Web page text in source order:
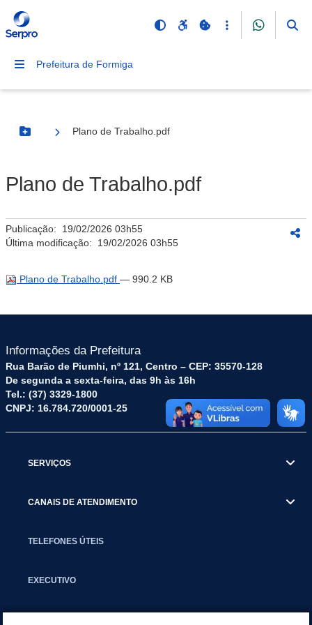
Prefeitura de Formiga
Botão Menu
Plano de Trabalho.pdf
Plano de Trabalho.pdf
Publicação: 19/02/2026 03h55
Última modificação: 19/02/2026 03h55
Plano de Trabalho.pdf — 990.2 KB
Informações da Prefeitura
Rua Barão de Piumhi, nº 121, Centro – CEP: 35570-128
De segunda a sexta-feira, das 9h às 16h
Tel.: (37) 3329-1800
CNPJ: 16.784.720/0001-25
SERVIÇOS
CANAIS DE ATENDIMENTO
TELEFONES ÚTEIS
EXECUTIVO